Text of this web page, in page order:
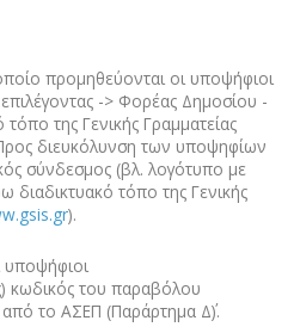
προμηθεύονται οι υποψήφιοι
-> Φορέας Δημοσίου -
της Γενικής Γραμματείας
διευκόλυνση των υποψηφίων
σύνδεσμος (βλ. λογότυπο με
τόπο της Γενικής
).
υποψήφιοι
κωδικός του παραβόλου
το ΑΣΕΠ (Παράρτημα Δ΄).